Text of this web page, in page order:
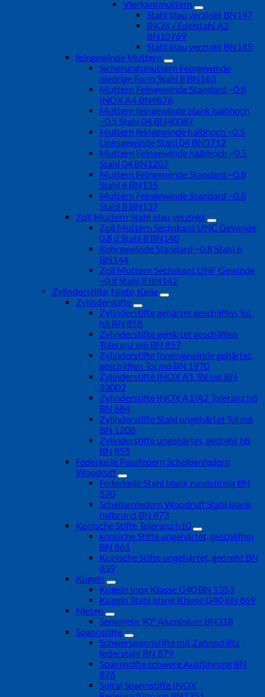
Vierkantmuttern
Stahl blau verzinkt BN147
INOX / Edelstahl A2
BN10769
Stahl blau verzinkt BN145
feingewinde Muttern
Sicherungsmuttern Feingewinde
niedrige Form Stahl 8 BN163
Muttern Feingewinde Standard ~0.8
INOX A4 BN4876
Muttern feingewinde blank halbhoch
~0.5 Stahl 04 BN40087
Muttern feingewinde halbhoch ~0.5
Linksgewinde Stahl 04 BN3712
Muttern Feingewinde halbhoch ~0.5
Stahl 04 BN1207
Muttern Feingewinde Standard ~0.8
Stahl 6 BN135
Muttern Feingewinde Standard ~0.8
Stahl 8 BN137
Zoll Muttern Stahl blau verzinkt
Zoll Muttern Sechskant UNC Gewinde
0.8 d Stahl 8 BN140
Rohrgewinde Standard ~0.8 Stahl 6
BN144
Zoll Muttern Sechskant UNF Gewinde
~0.8 Stahl 8 BN142
Zylinderstifte, Niete, Keile
Zylinderstifte
Zylinderstifte gehärtet geschliffen Tol.
h6 BN 858
Zylinderstifte gehärtet geschliffen
Toleranz m6 BN 857
Zylinderstifte Innengewinde gehärtet,
geschliffen Tol.m6 BN 1970
Zylinderstifte INOX A1 Tol m6 BN
33002
Zylinderstifte INOX A1/A2 Toleranz h8
BN 684
Zylinderstifte Stahl ungehärtet Tol m6
BN 1208
Zylinderstifte ungehärtet, gedreht h8
BN 855
Federkeile Passfedern Scheibenfedern
Woodruff
Federkeile Stahl blank rundstirnig BN
870
Scheibenfedern Woodruff Stahl blank
halbrund BN 873
Konische Stifte Toleranz h10
konische Stifte ungehärtet, geschliffen
BN 861
Konische Stifte ungehärtet, gedreht BN
859
Kugeln
Kugeln Inox Klasse G40 BN 1353
Kugeln Stahl blank Klasse G40 BN 869
Nieten
Senkniete 90° Aluminium BN318
Spannstifte
Schwerspannstifte mit Zahnschlitz
federstahl BN 879
Spannstifte schwere Ausführung BN
876
Spiral Spannstifte INOX